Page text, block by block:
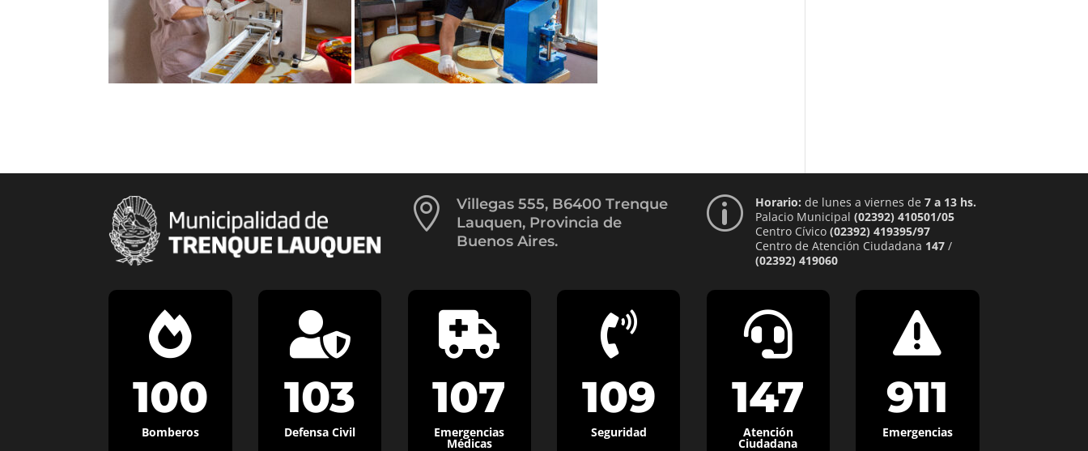

Villegas 555, B6400 Trenque
Lauquen, Provincia de
Buenos Aires.
p Horario: de lunes a viernes de 7 a 13 hs.
Palacio Municipal (02392) 410501/05
Centro Cívico (02392) 419395/97
Centro de Atención Ciudadana 147/
(02392) 419060

100
Bomberos

103
Defensa Civil

107
Emergencias
Médicas

109
Seguridad

147
Atención
Ciudadana

911
Emergencias